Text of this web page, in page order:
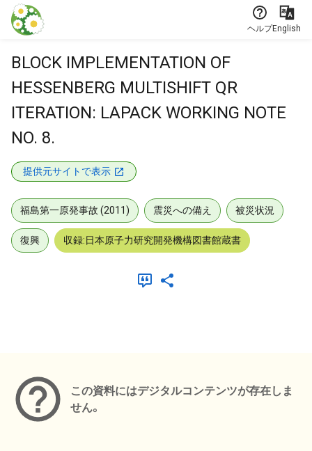
本文に飛ぶ
ヘルプEnglish
BLOCK IMPLEMENTATION OF
HESSENBERG MULTISHIFT QR
ITERATION: LAPACK WORKING NOTE
NO. 8.
提供元サイトで表示
福島第一原発事故 (2011) 震災への備え 被災状況
復興 収録:日本原子力研究開発機構図書館蔵書
この資料にはデジタルコンテンツが存在しま
せん。